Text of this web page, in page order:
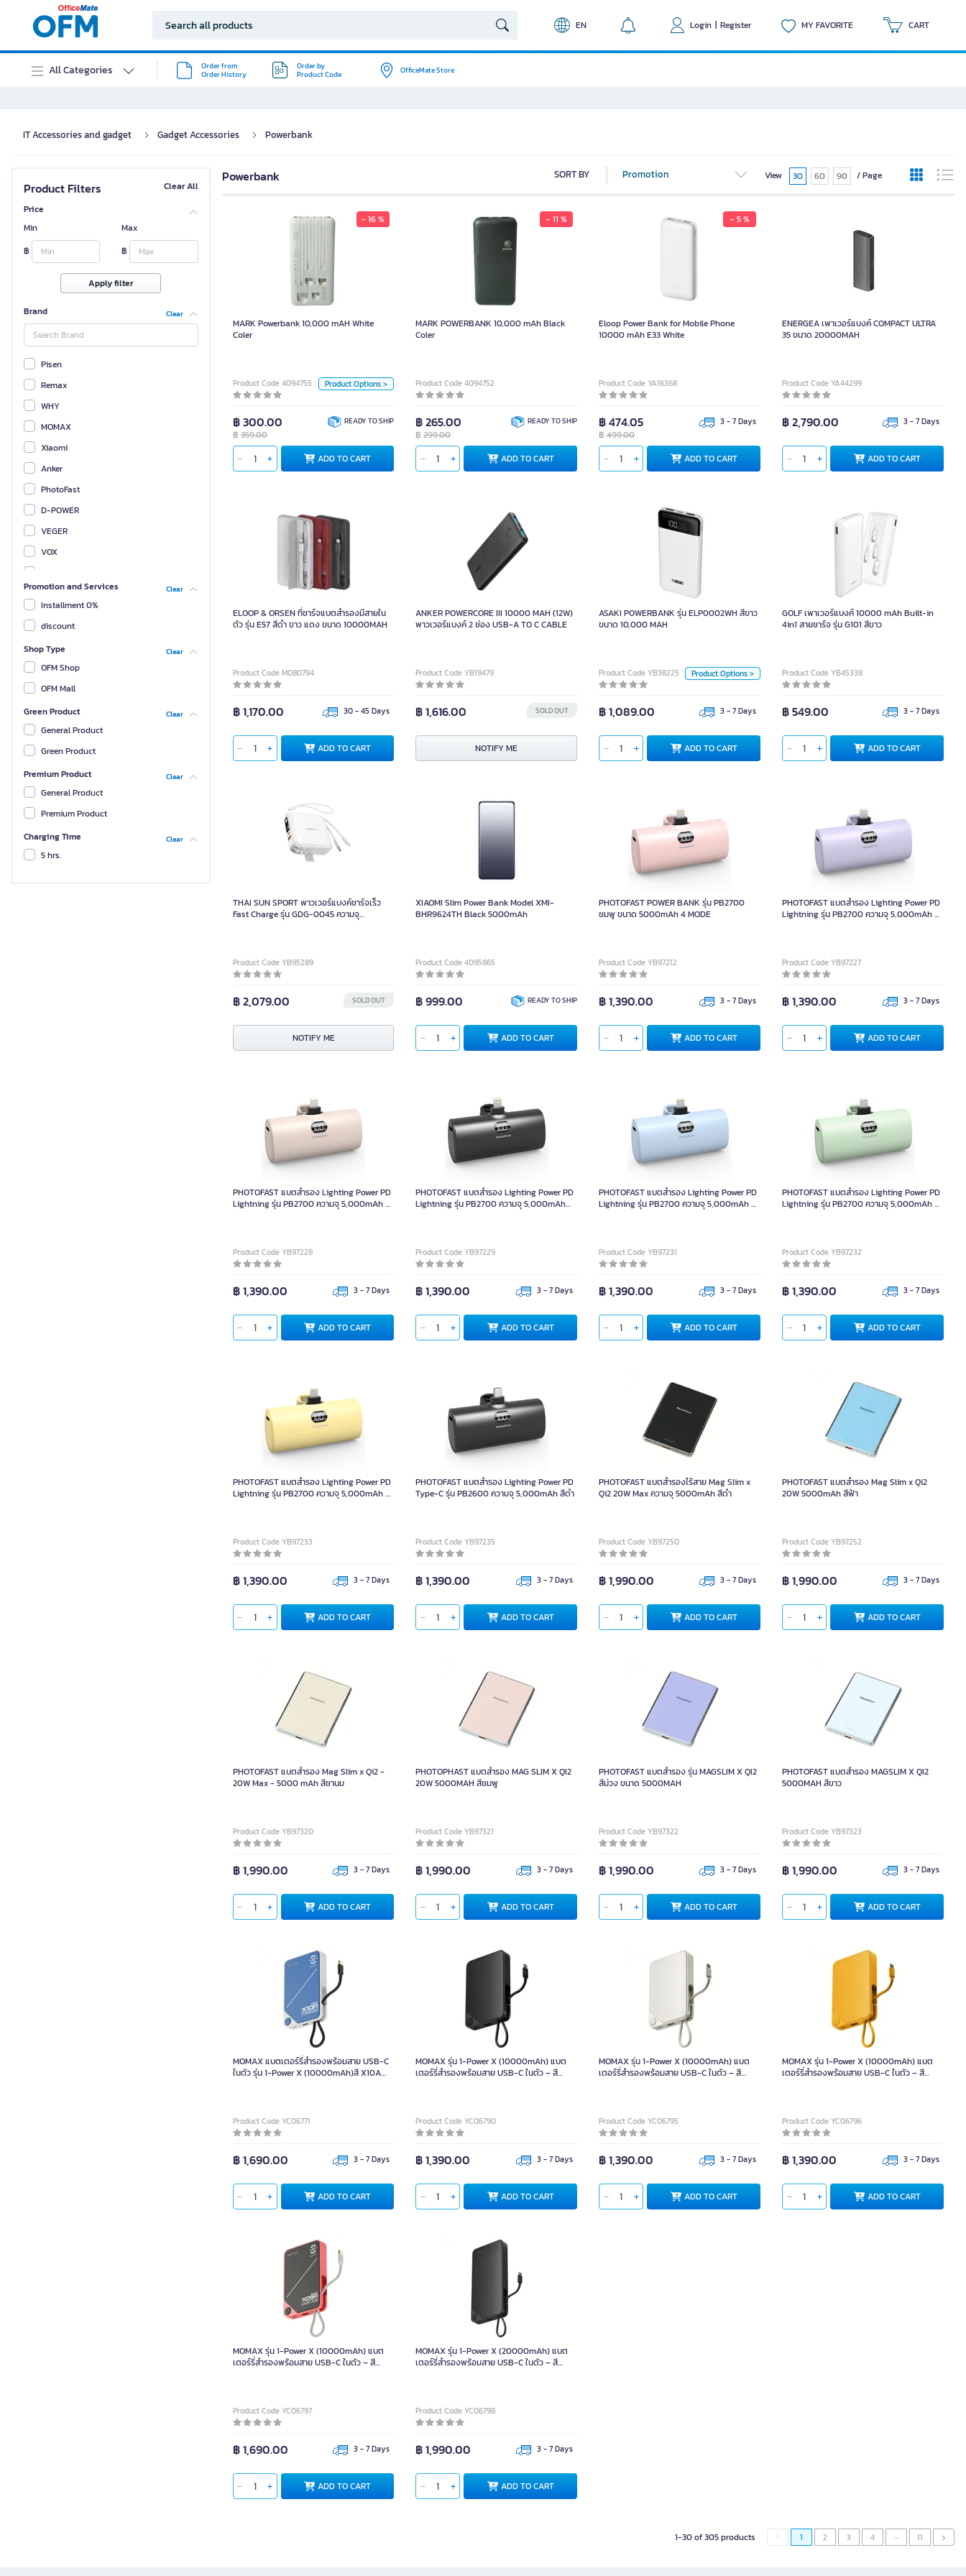
EN Login | Register MY FAVORITE CART
All Categories
Order from
Order History
Order by
Product Code
OfficeMate Store
IT Accessories and gadget Gadget Accessories Powerbank
Product Filters
Clear All
Price
Min
฿
Max
฿
Apply filter
Brand Clear
Pisen
Remax
WHY
MOMAX
Xiaomi
Anker
PhotoFast
D-POWER
VEGER
VOX
Philips
ALPHA X
ENERGEA
ORSEN
Mofit
Promotion and Services Clear
Installment 0%
discount
Shop Type
Clear
OFM Shop
OFM Mall
Green Product
Clear
General Product
Green Product
Premium Product
Clear
General Product
Premium Product
Charging Time
Clear
5 hrs.
Powerbank SORT BY Promotion View 30 60 90 / Page
- 16 %
MARK Powerbank 10,000 mAH White
Coler
Product Code 4094755 Product Options >
฿ 300.00
฿359.00
READY TO SHIP
ADD TO CART
MARK Powerbank 10,000 mAH White
Color
ADD TO CART
- 11 %
MARK POWERBANK 10,000 mAh Black
Coler
Product Code 4094752
฿ 265.00
฿299.00
READY TO SHIP
ADD TO CART
- 5 %
Eloop Power Bank for Mobile Phone
10000 mAh E33 White
Product Code YA16368
฿ 474.05
฿499.00
3 - 7 Days
ADD TO CART
ENERGEA เพาเวอร์แบงค์ COMPACT ULTRA
35 ขนาด 20000MAH
Product Code YA44299
฿ 2,790.00 3 - 7 Days
ADD TO CART
ELOOP & ORSEN ที่ชาร์จแบตสำรองมีสายใน
ตัว รุ่น E57 สีดำ ขาว แดง ขนาด 10000MAH
Product Code M080794
฿ 1,170.00 30 - 45 Days
ADD TO CART
ANKER POWERCORE III 10000 MAH (12W)
พาวเวอร์แบงค์ 2 ช่อง USB-A TO C CABLE
Product Code YB19479
฿ 1,616.00 SOLD OUT
NOTIFY ME
ASAKI POWERBANK รุ่น ELP0002WH สีขาว
ขนาด 10,000 MAH
Product Code YB38225 Product Options >
฿ 1,089.00 3 - 7 Days
ADD TO CART
Unit
Color
ADD TO CART
GOLF เพาเวอร์แบงค์ 10000 mAh Built-in
4in1 สายชาร์จ รุ่น G101 สีขาว
Product Code YB45338
฿ 549.00 3 - 7 Days
ADD TO CART
THAI SUN SPORT พาวเวอร์แบงค์ชาร์จเร็ว
Fast Charge รุ่น GDG-0045 ความจุ
Product Code YB95289
฿ 2,079.00 SOLD OUT
NOTIFY ME
XIAOMI Slim Power Bank Model XMI-
BHR9624TH Black 5000mAh
Product Code 4095865
฿ 999.00 READY TO SHIP
ADD TO CART
PHOTOFAST POWER BANK รุ่น PB2700
ชมพู ขนาด 5000mAh 4 MODE
Product Code YB97212
฿ 1,390.00 3 - 7 Days
ADD TO CART
PHOTOFAST แบตสำรอง Lighting Power PD
Lightning รุ่น PB2700 ความจุ 5,000mAh สี
Product Code YB97227
฿ 1,390.00 3 - 7 Days
ADD TO CART
PHOTOFAST แบตสำรอง Lighting Power PD
Lightning รุ่น PB2700 ความจุ 5,000mAh สี
Product Code YB97228
฿ 1,390.00 3 - 7 Days
ADD TO CART
PHOTOFAST แบตสำรอง Lighting Power PD
Lightning รุ่น PB2700 ความจุ 5,000mAh
Product Code YB97229
฿ 1,390.00 3 - 7 Days
ADD TO CART
PHOTOFAST แบตสำรอง Lighting Power PD
Lightning รุ่น PB2700 ความจุ 5,000mAh สี
Product Code YB97231
฿ 1,390.00 3 - 7 Days
ADD TO CART
PHOTOFAST แบตสำรอง Lighting Power PD
Lightning รุ่น PB2700 ความจุ 5,000mAh สี
Product Code YB97232
฿ 1,390.00 3 - 7 Days
ADD TO CART
PHOTOFAST แบตสำรอง Lighting Power PD
Lightning รุ่น PB2700 ความจุ 5,000mAh สี
Product Code YB97233
฿ 1,390.00 3 - 7 Days
ADD TO CART
PHOTOFAST แบตสำรอง Lighting Power PD
Type-C รุ่น PB2600 ความจุ 5,000mAh สีดำ
Product Code YB97235
฿ 1,390.00 3 - 7 Days
ADD TO CART
PHOTOFAST แบตสำรองไร้สาย Mag Slim x
Qi2 20W Max ความจุ 5000mAh สีดำ
Product Code YB97250
฿ 1,990.00 3 - 7 Days
ADD TO CART
PHOTOFAST แบตสำรอง Mag Slim x Qi2
20W 5000mAh สีฟ้า
Product Code YB97252
฿ 1,990.00 3 - 7 Days
ADD TO CART
PHOTOFAST แบตสำรอง Mag Slim x Qi2 -
20W Max - 5000 mAh สีชานม
Product Code YB97320
฿ 1,990.00 3 - 7 Days
ADD TO CART
PHOTOPHAST แบตสำรอง MAG SLIM X QI2
20W 5000MAH สีชมพู
Product Code YB97321
฿ 1,990.00 3 - 7 Days
ADD TO CART
PHOTOFAST แบตสำรอง รุ่น MAGSLIM X QI2
สีม่วง ขนาด 5000MAH
Product Code YB97322
฿ 1,990.00 3 - 7 Days
ADD TO CART
PHOTOFAST แบตสำรอง MAGSLIM X QI2
5000MAH สีขาว
Product Code YB97323
฿ 1,990.00 3 - 7 Days
ADD TO CART
MOMAX แบตเตอร์รี่สำรองพร้อมสาย USB-C
ในตัว รุ่น 1-Power X (10000mAh)สี X10A
Product Code YC06771
฿ 1,690.00 3 - 7 Days
ADD TO CART
MOMAX รุ่น 1-Power X (10000mAh) แบต
เตอร์รี่สำรองพร้อมสาย USB-C ในตัว – สี
Product Code YC06790
฿ 1,390.00 3 - 7 Days
ADD TO CART
MOMAX รุ่น 1-Power X (10000mAh) แบต
เตอร์รี่สำรองพร้อมสาย USB-C ในตัว – สี
Product Code YC06795
฿ 1,390.00 3 - 7 Days
ADD TO CART
MOMAX รุ่น 1-Power X (10000mAh) แบต
เตอร์รี่สำรองพร้อมสาย USB-C ในตัว – สี
Product Code YC06796
฿ 1,390.00 3 - 7 Days
ADD TO CART
MOMAX รุ่น 1-Power X (10000mAh) แบต
เตอร์รี่สำรองพร้อมสาย USB-C ในตัว – สี
Product Code YC06797
฿ 1,690.00 3 - 7 Days
ADD TO CART
MOMAX รุ่น 1-Power X (20000mAh) แบต
เตอร์รี่สำรองพร้อมสาย USB-C ในตัว – สี
Product Code YC06798
฿ 1,990.00 3 - 7 Days
ADD TO CART
1-30 of 305 products 1 2 3 4 … 11